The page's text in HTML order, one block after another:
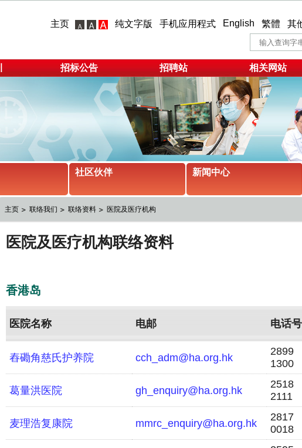
主页 纯文字版 手机应用程式 English 繁體 其
招标公告 招聘站 相关网站
社区伙伴 新闻中心
主页 联络我们 联络资料 医院及医疗机构